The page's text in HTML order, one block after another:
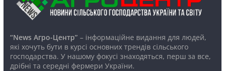
“News Агро-Центр”– інформаційне видання для людей,
які хочуть бути в курсі основних трендів сільського
господарства. У нашому фокусі знаходяться, перш за все,
дрібні та середні фермери України.